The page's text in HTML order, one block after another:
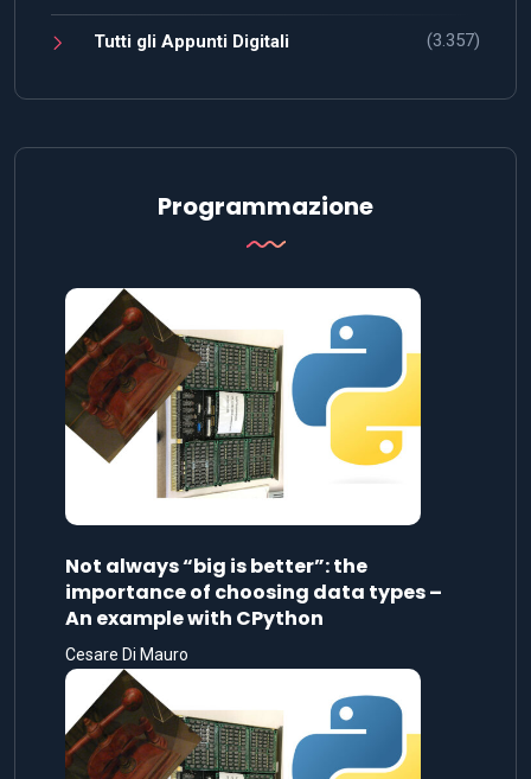
Tutti gli Appunti Digitali (3.357)
Programmazione
Not always “big is better”: the
importance of choosing data types –
An example with CPython
Cesare Di Mauro